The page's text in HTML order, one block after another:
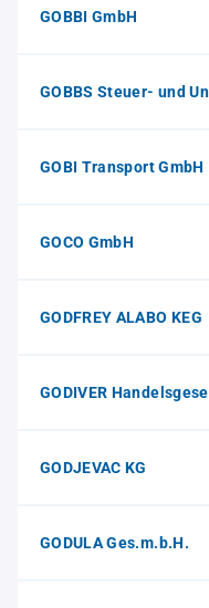
GOBBI GmbH
GOBBS Steuer- und
GOBI Transport GmbH
GOCO GmbH
GODFREY ALABO KEG
GODIVER
GODJEVAC KG
GODULA Ges.m.b.H.